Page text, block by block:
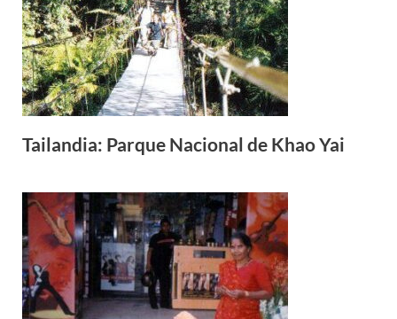
Tailandia: Parque Nacional de Khao Yai